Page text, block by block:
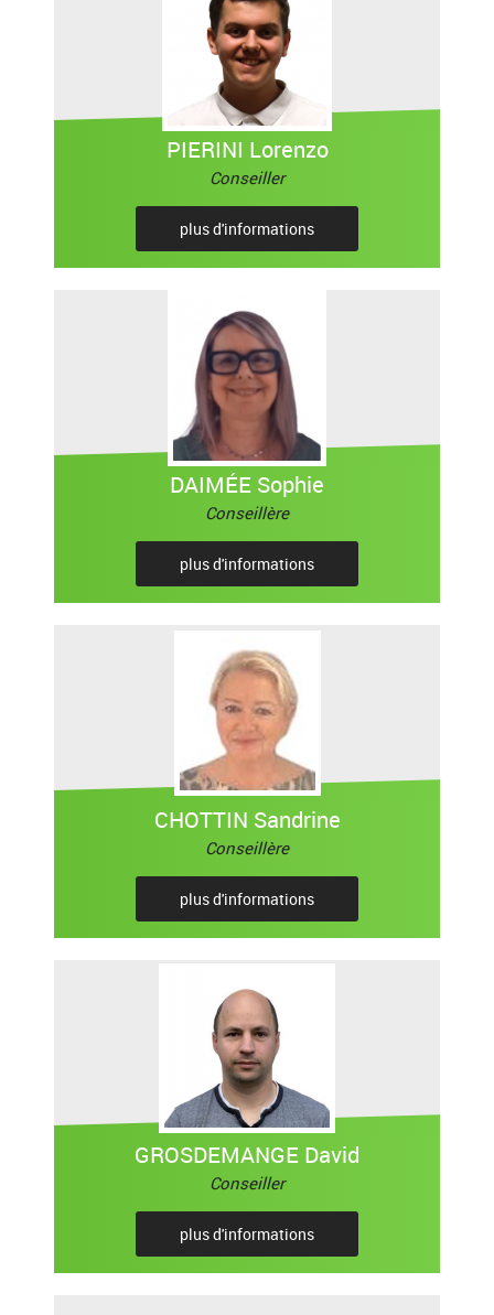
PIERINI Lorenzo
Conseiller
plus d'informations
DAIMÉE Sophie
Conseillère
plus d'informations
CHOTTIN Sandrine
Conseillère
plus d'informations
GROSDEMANGE David
Conseiller
plus d'informations